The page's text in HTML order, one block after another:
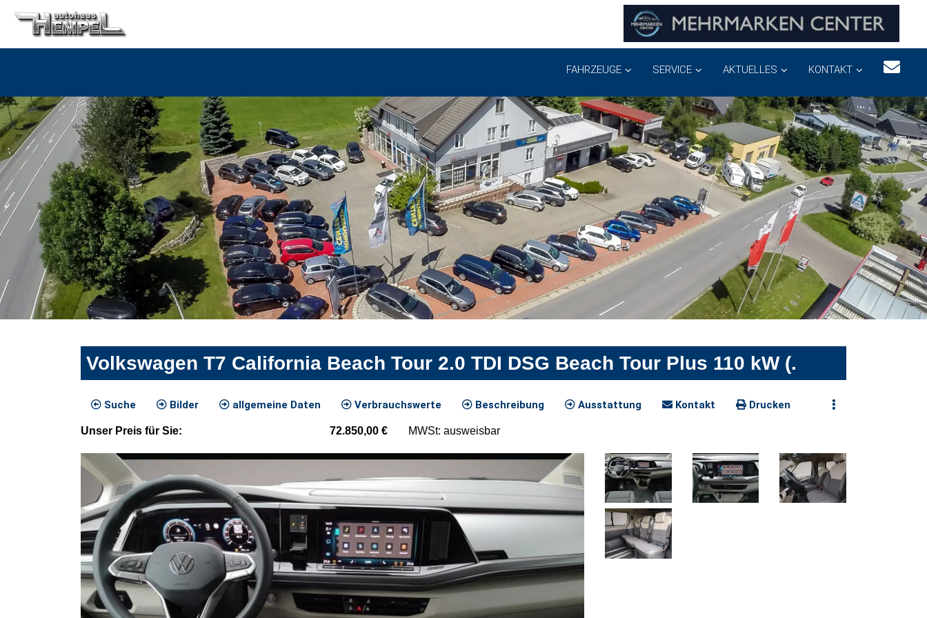
FAHRZEUGE SERVICE AKTUELLES KONTAKT
Volkswagen T7 California Beach Tour 2.0 TDI DSG Beach Tour Plus 110 kW (.
Suche Bilder allgemeine Daten Verbrauchswerte Beschreibung Ausstattung Kontakt Drucken
Unser Preis für Sie: 72.850,00 € MWSt: ausweisbar